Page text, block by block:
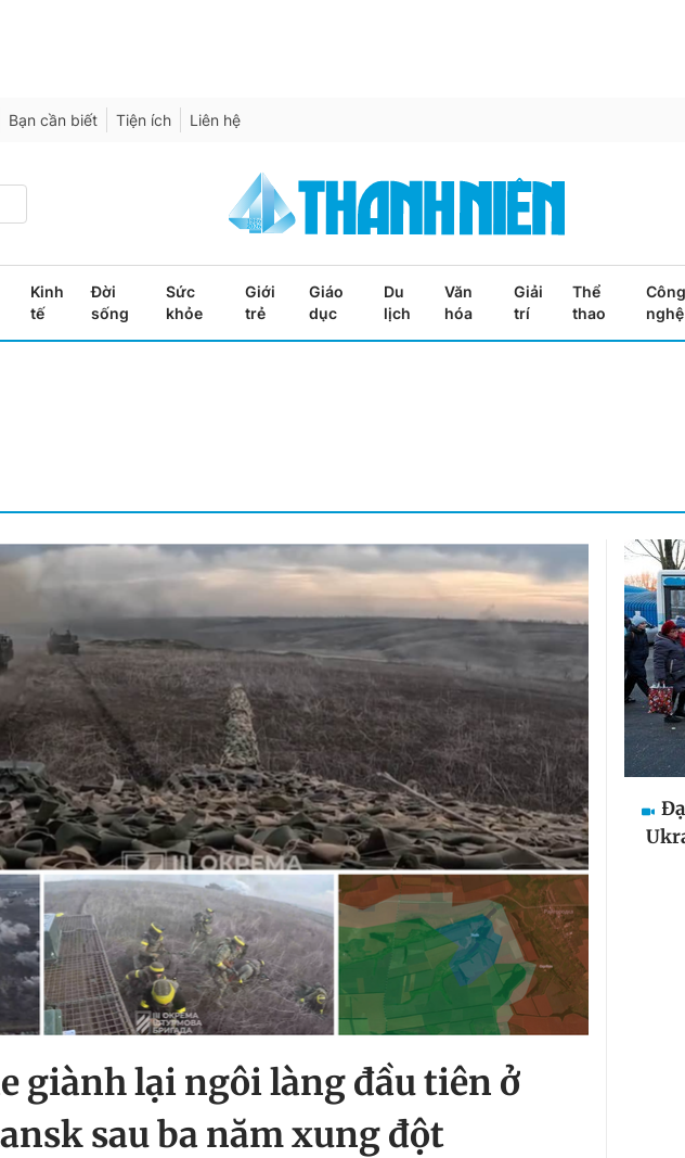
Bạn cần biết Tiện ích Liên hệ
Kinh
tế
Đời
sống
Sức
khỏe
Giới
trẻ
Giáo
dục
Du
lịch
Văn
hóa
Giải
trí
Thể
thao
Công
nghệ
giành lại ngôi làng đầu tiên ở
sau ba năm xung đột